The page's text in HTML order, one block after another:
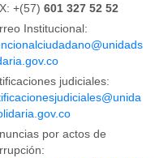
+(57)601 327 52 52
Institucional:
judiciales:
por actos de